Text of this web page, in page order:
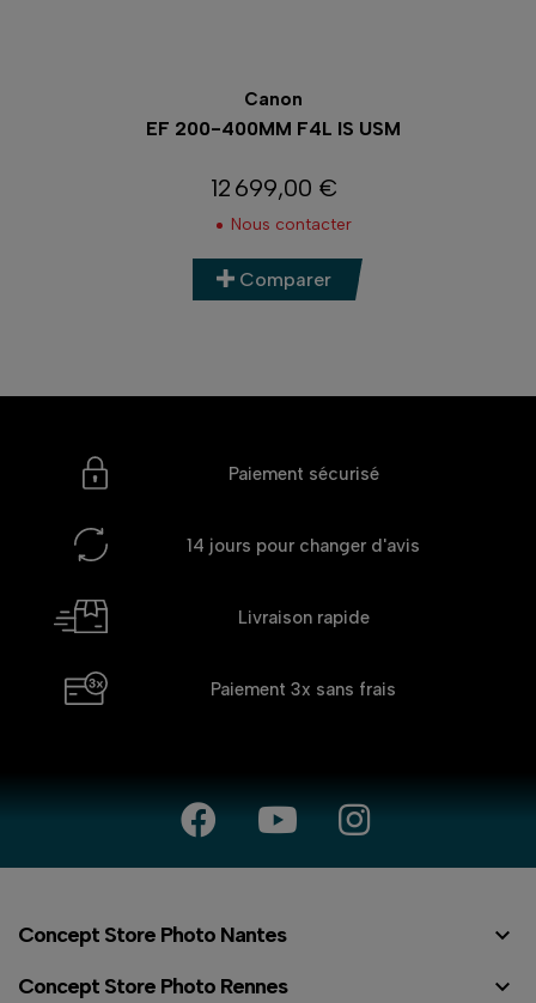
Canon
EF 200-400MM F4L IS USM
Prix
12 699,00 €
Nous contacter
Comparer
Paiement sécurisé
14 jours pour changer d'avis
Livraison rapide
Paiement 3x sans frais
Concept Store Photo Nantes 
Concept Store Photo Rennes 